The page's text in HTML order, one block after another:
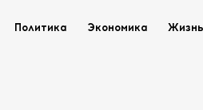
Политика Экономика Жизнь